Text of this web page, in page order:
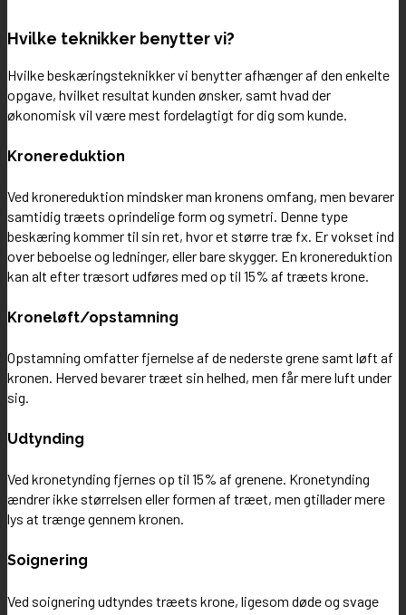
Hvilke teknikker benytter vi?
Hvilke beskæringsteknikker vi benytter afhænger af den enkelte
opgave, hvilket resultat kunden ønsker, samt hvad der
økonomisk vil være mest fordelagtigt for dig som kunde.
Kronereduktion
Ved kronereduktion mindsker man kronens omfang, men bevarer
samtidig træets oprindelige form og symetri. Denne type
beskæring kommer til sin ret, hvor et større træ fx. Er vokset ind
over beboelse og ledninger, eller bare skygger. En kronereduktion
kan alt efter træsort udføres med op til 15% af træets krone.
Kroneløft/opstamning
Opstamning omfatter fjernelse af de nederste grene samt løft af
kronen. Herved bevarer træet sin helhed, men får mere luft under
sig.
Udtynding
Ved kronetynding fjernes op til 15% af grenene. Kronetynding
ændrer ikke størrelsen eller formen af træet, men gtillader mere
lys at trænge gennem kronen.
Soignering
Ved soignering udtyndes træets krone, ligesom døde og svage